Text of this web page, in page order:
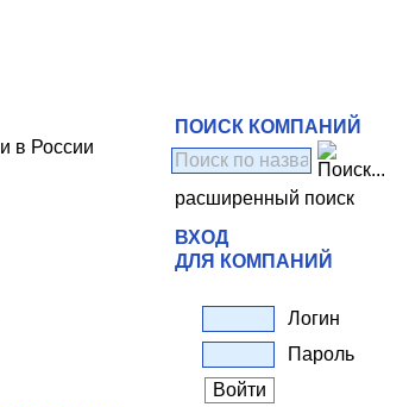
ПОИСК КОМПАНИЙ
расширенный поиск
ВХОД
ДЛЯ КОМПАНИЙ
Логин
Пароль